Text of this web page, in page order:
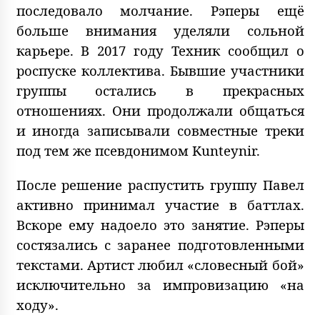
последовало молчание. Рэперы ещё
больше внимания уделяли сольной
карьере. В 2017 году Техник сообщил о
роспуске коллектива. Бывшие участники
группы остались в прекрасных
отношениях. Они продолжали общаться
и иногда записывали совместные треки
под тем же псевдонимом Kunteynir.
После решение распустить группу Павел
активно принимал участие в баттлах.
Вскоре ему надоело это занятие. Рэперы
состязались с заранее подготовленными
текстами. Артист любил «словесный бой»
исключительно за импровизацию «на
ходу».